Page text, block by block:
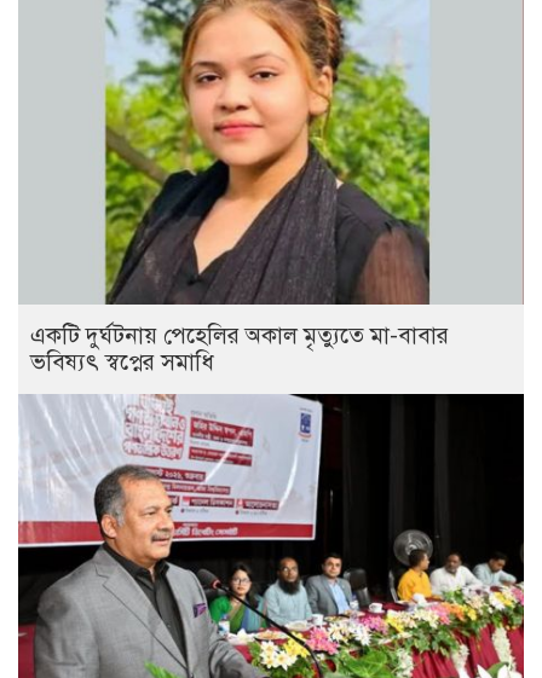
একটি দুর্ঘটনায় পেহেলির অকাল মৃত্যুতে মা-বাবার
ভবিষ্যৎ স্বপ্নের সমাধি